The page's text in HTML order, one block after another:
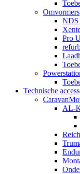
Omvormers
NDS
Pro
Technische
AL-